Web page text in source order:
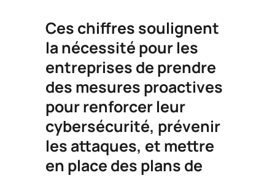
Ces chiffres soulignent
la nécessité pour les
entreprises de prendre
des mesures proactives
pour renforcer leur
cybersécurité, prévenir
les attaques, et mettre
en place des plans de